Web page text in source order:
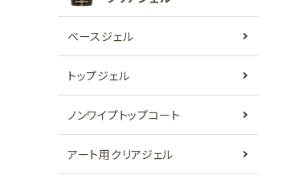
ベースジェル
トップジェル
ノンワイプトップコート
アート用クリアジェル